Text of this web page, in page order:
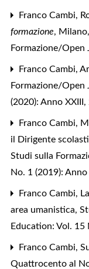
Franco Cambi,
formazione,
Formazione/Open
Franco Cambi,
Formazione/Open
(2020): Anno
Franco Cambi,
il Dirigente
Studi sulla
No. 1 (2019):
Franco Cambi,
area umanistica,
Education: Vol. 15
Franco Cambi,
Quattrocento al